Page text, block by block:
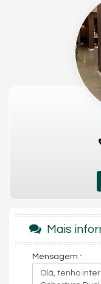
Área de serviço (
Espaço gourmet com
Churrasqueira a
Cobertura toda
Living
Piscina Privativa
Sala de Jantar
Cozinha
Espaço Gourmet
Closet
Lavabo
Suíte Master
Mais
Mensagem